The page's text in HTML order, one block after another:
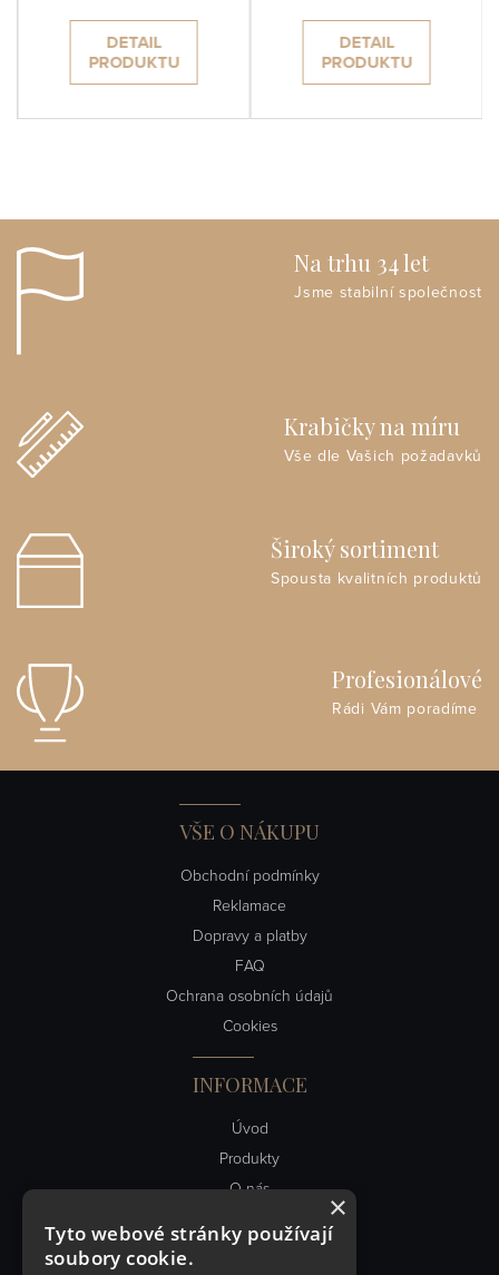
DETAIL
PRODUKTU
DETAIL
PRODUKTU
Na trhu 34 let
Jsme stabilní společnost
Krabičky na míru
Vše dle Vašich požadavků
Široký sortiment
Spousta kvalitních produktů
Profesionálové
Rádi Vám poradíme
VŠE O NÁKUPU
Obchodní podmínky
Reklamace
Dopravy a platby
FAQ
Ochrana osobních údajů
Cookies
INFORMACE
Úvod
Produkty
O nás
Kontakt
×
Tyto webové stránky používají
soubory cookie.